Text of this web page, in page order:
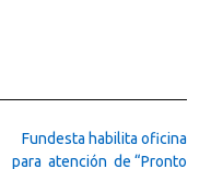
Fundesta habilita oficina
para atención de “Pronto